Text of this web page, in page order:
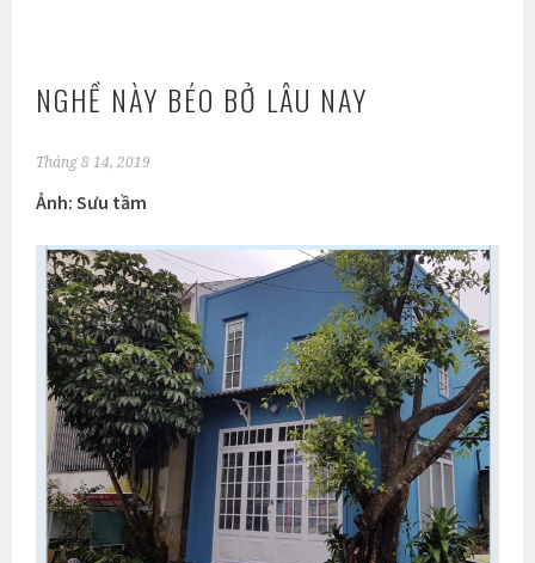
NGHỀ NÀY BÉO BỞ LÂU NAY
Tháng 8 14, 2019
Ảnh: Sưu tầm